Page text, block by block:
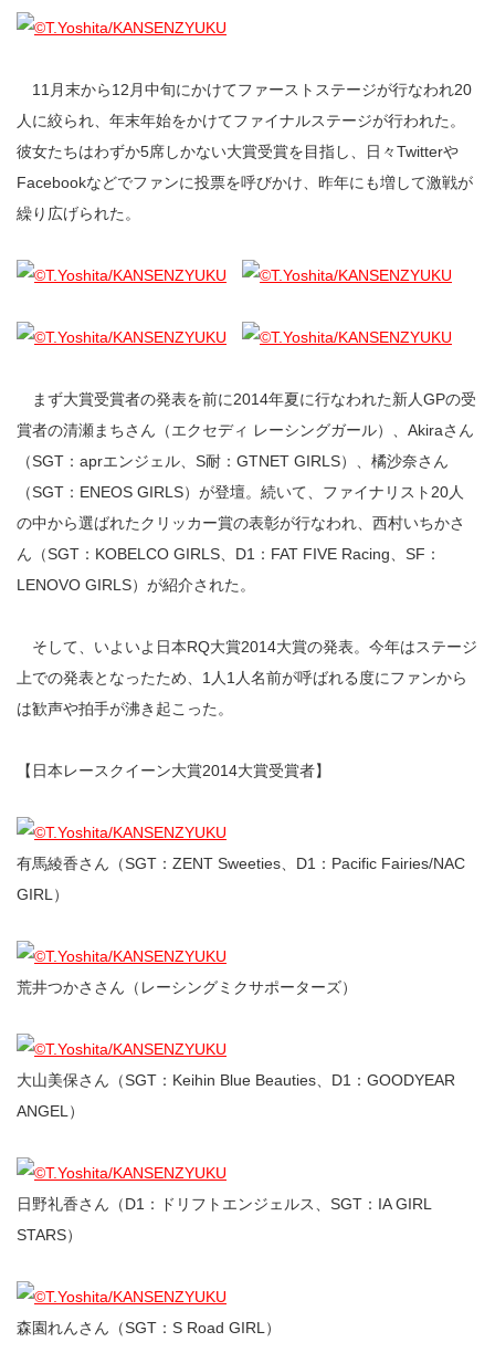
11月末から12月中旬にかけてファーストステージが行なわれ20
人に絞られ、年末年始をかけてファイナルステージが行われた。
彼女たちはわずか5席しかない大賞受賞を目指し、日々Twitterや
Facebookなどでファンに投票を呼びかけ、昨年にも増して激戦が
繰り広げられた。
まず大賞受賞者の発表を前に2014年夏に行なわれた新人GPの受
賞者の清瀬まちさん（エクセディ レーシングガール）、Akiraさん
（SGT：aprエンジェル、S耐：GTNET GIRLS）、橘沙奈さん
（SGT：ENEOS GIRLS）が登壇。続いて、ファイナリスト20人
の中から選ばれたクリッカー賞の表彰が行なわれ、西村いちかさ
ん（SGT：KOBELCO GIRLS、D1：FAT FIVE Racing、SF：
LENOVO GIRLS）が紹介された。
そして、いよいよ日本RQ大賞2014大賞の発表。今年はステージ
上での発表となったため、1人1人名前が呼ばれる度にファンから
は歓声や拍手が沸き起こった。
【日本レースクイーン大賞2014大賞受賞者】
有馬綾香さん（SGT：ZENT Sweeties、D1：Pacific Fairies/NAC
GIRL）
荒井つかささん（レーシングミクサポーターズ）
大山美保さん（SGT：Keihin Blue Beauties、D1：GOODYEAR
ANGEL）
日野礼香さん（D1：ドリフトエンジェルス、SGT：IA GIRL
STARS）
森園れんさん（SGT：S Road GIRL）